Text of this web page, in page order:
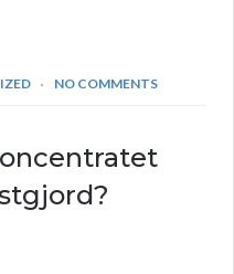
NO COMMENTS